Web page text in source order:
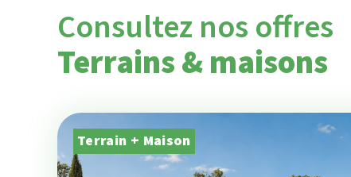
Consultez nos offres
Terrains & maisons
Terrain + Maison